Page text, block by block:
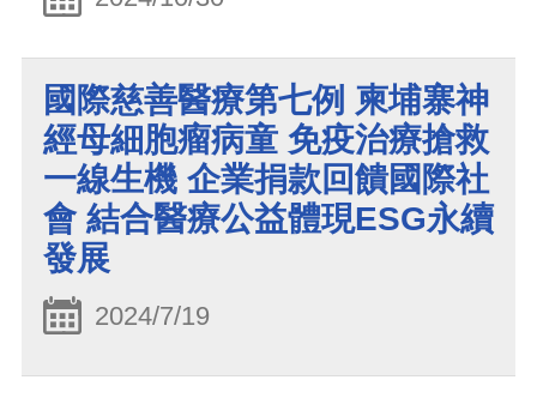
國際慈善醫療第七例 柬埔寨神
經母細胞瘤病童 免疫治療搶救
一線生機 企業捐款回饋國際社
會 結合醫療公益體現ESG永續
發展
2024/7/19